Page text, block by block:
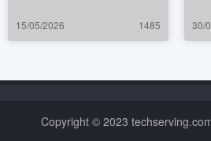
15/05/2026 1485 30/
Copyright © 2023